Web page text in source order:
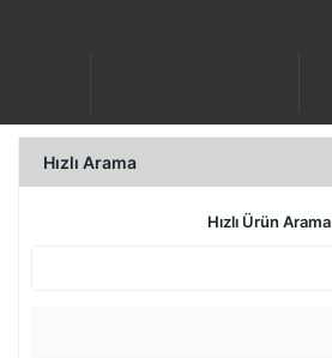
Hızlı Arama
Hızlı Ürün Arama